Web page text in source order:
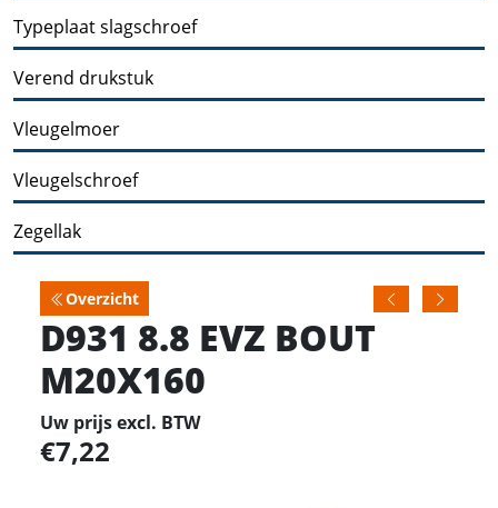
Typeplaat slagschroef
Verend drukstuk
Vleugelmoer
Vleugelschroef
Zegellak
Overzicht
D931 8.8 EVZ BOUT
M20X160
Uw prijs excl. BTW
7,22